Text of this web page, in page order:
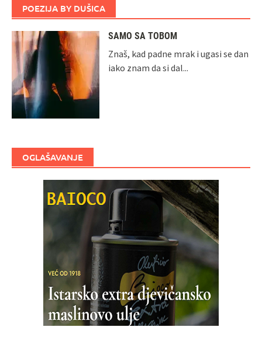
POEZIJA BY DUŠICA
SAMO SA TOBOM
Znaš, kad padne mrak i ugasi se dan
iako znam da si dal...
OGLAŠAVANJE